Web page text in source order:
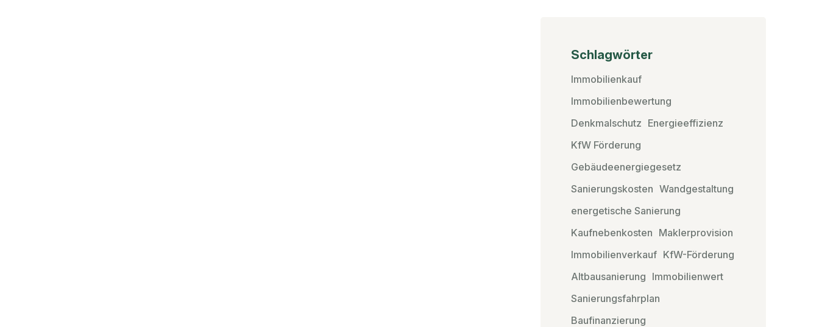
Schlagwörter
Immobilienkauf
Immobilienbewertung
Denkmalschutz Energieeffizienz
KfW Förderung
Gebäudeenergiegesetz
Sanierungskosten Wandgestaltung
energetische Sanierung
Kaufnebenkosten Maklerprovision
Immobilienverkauf KfW-Förderung
Altbausanierung Immobilienwert
Sanierungsfahrplan
Baufinanzierung